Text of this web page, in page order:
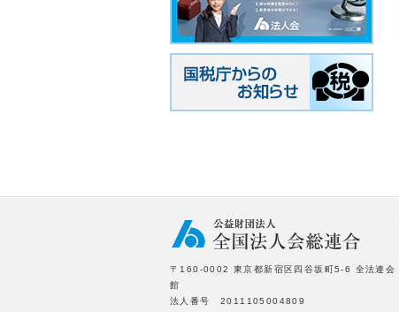
〒160-0002 東京都新宿区四谷坂町5-6 全法連会
館
法人番号 2011105004809